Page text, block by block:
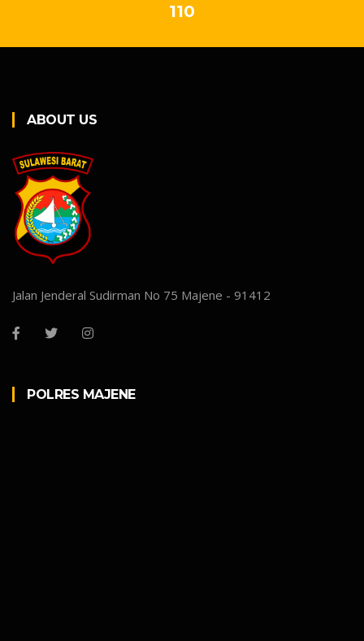
110
ABOUT US
Jalan Jenderal Sudirman No 75 Majene - 91412
POLRES MAJENE